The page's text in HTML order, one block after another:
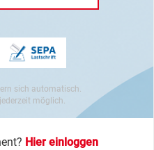
sich automatisch.
möglich.
Hier einloggen